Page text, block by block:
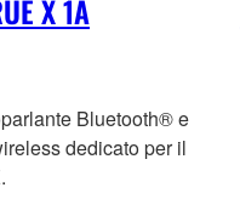
X 1A
Bluetooth® e
dedicato per il